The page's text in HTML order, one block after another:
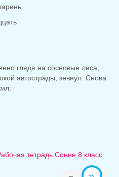
глядя на сосновые леса,
автострады, зевнул. Снова
тетрадь Сонин 8 класс